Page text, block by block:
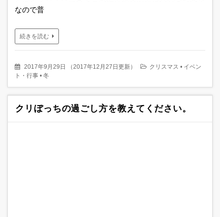
なので普
続きを読む
2017年9月29日 （2017年12月27日更新） クリスマス • イベン
ト・行事 • 冬
クリぼっちの過ごし方を教えてください。